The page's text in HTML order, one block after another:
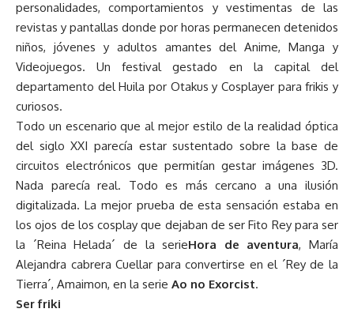
personalidades, comportamientos y vestimentas de las
revistas y pantallas donde por horas permanecen detenidos
niños, jóvenes y adultos amantes del Anime, Manga y
Videojuegos. Un festival gestado en la capital del
departamento del Huila por Otakus y Cosplayer para frikis y
curiosos.
Todo un escenario que al mejor estilo de la realidad óptica
del siglo XXI parecía estar sustentado sobre la base de
circuitos electrónicos que permitían gestar imágenes 3D.
Nada parecía real. Todo es más cercano a una ilusión
digitalizada. La mejor prueba de esta sensación estaba en
los ojos de los cosplay que dejaban de ser Fito Rey para ser
la ´Reina Helada´ de la serieHora de aventura, María
Alejandra cabrera Cuellar para convertirse en el ´Rey de la
Tierra´, Amaimon, en la serie Ao no Exorcist.
Ser friki